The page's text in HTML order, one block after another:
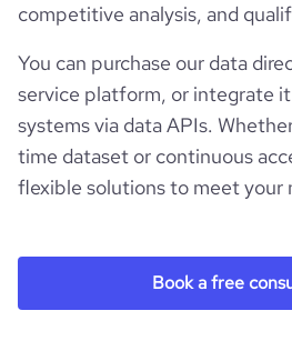
competitive analysis, and
You can purchase our data
service platform, or integrate
systems via data APIs.
time dataset or continuous
flexible solutions to meet your
Book a free